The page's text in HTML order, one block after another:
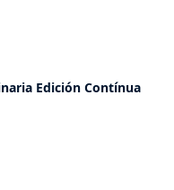
Edición Contínua